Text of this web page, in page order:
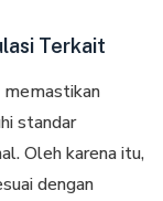
Terkait
memastikan
standar
Oleh karena itu,
dengan